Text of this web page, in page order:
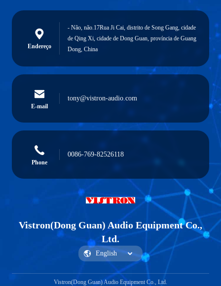
Endereço
- Não, não.17Rua Ji Cai, distrito de Song Gang, cidade
de Qing Xi, cidade de Dong Guan, província de Guang
Dong, China
E-mail
tony@vistron-audio.com
Phone
0086-769-82526118
Vistron(Dong Guan) Audio Equipment Co.,
Ltd.
Vistron(Dong Guan) Audio Equipment Co., Ltd.